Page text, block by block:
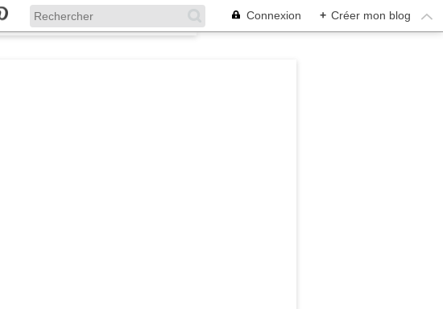
Connexion + Créer mon blog